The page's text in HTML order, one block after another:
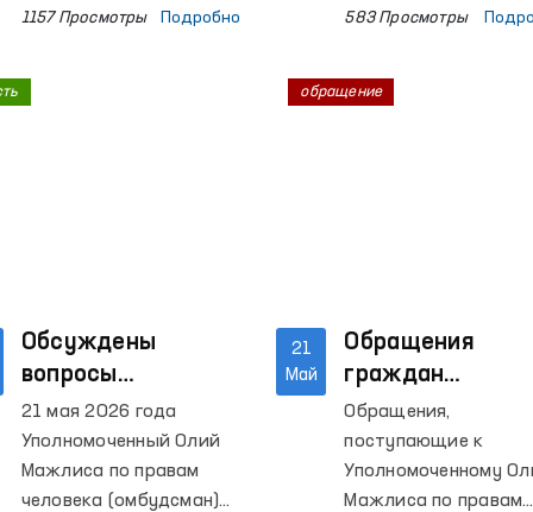
(омбудсманом)
посещение колонии
1157 Просмотры Подробно
Мажлиса по правам
Эшматовой.
583 Просмотры
Обсуждены
вопросы
сотрудничества в
сфере защиты
прав человека
между
21 мая 2026 года
Уполномоченный Олий
Мажлиса по правам
человека (омбудсман)
21
Май
Обращения
граждан
изучаются с
выездом на
Обращения,
поступающие к
Уполномоченному
Мажлиса по правам
обращение